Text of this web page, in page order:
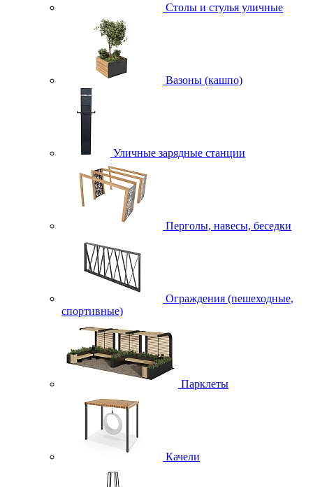
Столы и стулья уличные
Вазоны (кашпо)
Уличные зарядные станции
Перголы, навесы, беседки
Ограждения (пешеходные,
спортивные)
Парклеты
Качели